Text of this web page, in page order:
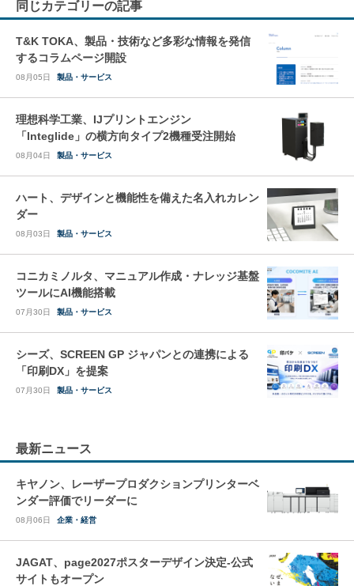
同じカテゴリーの記事
T&K TOKA、製品・技術など多彩な情報を発信
するコラムページ開設
08月05日 製品・サービス
理想科学工業、IJプリントエンジン
「Integlide」の横方向タイプ2機種受注開始
08月04日 製品・サービス
ハート、デザインと機能性を備えた名入れカレン
ダー
08月03日 製品・サービス
コニカミノルタ、マニュアル作成・ナレッジ基盤
ツールにAI機能搭載
07月30日 製品・サービス
シーズ、SCREEN GP ジャパンとの連携による
「印刷DX」を提案
07月30日 製品・サービス
最新ニュース
キヤノン、レーザープロダクションプリンターベ
ンダー評価でリーダーに
08月06日 企業・経営
JAGAT、page2027ポスターデザイン決定-公式
サイトもオープン